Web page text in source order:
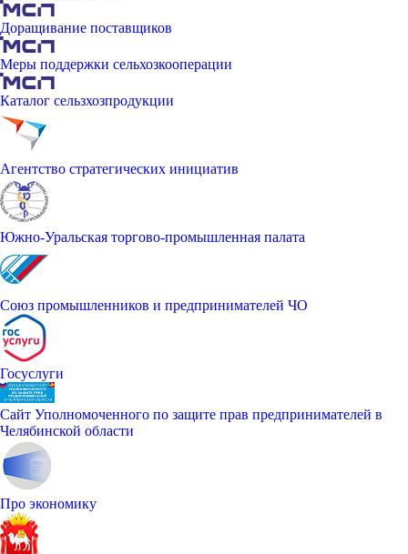
Доращивание поставщиков
Меры поддержки сельхозкооперации
Каталог сельзхозпродукции
Агентство стратегических инициатив
Южно-Уральская торгово-промышленная палата
Союз промышленников и предпринимателей ЧО
Госуслуги
Сайт Уполномоченного по защите прав предпринимателей в
Челябинской области
Про экономику